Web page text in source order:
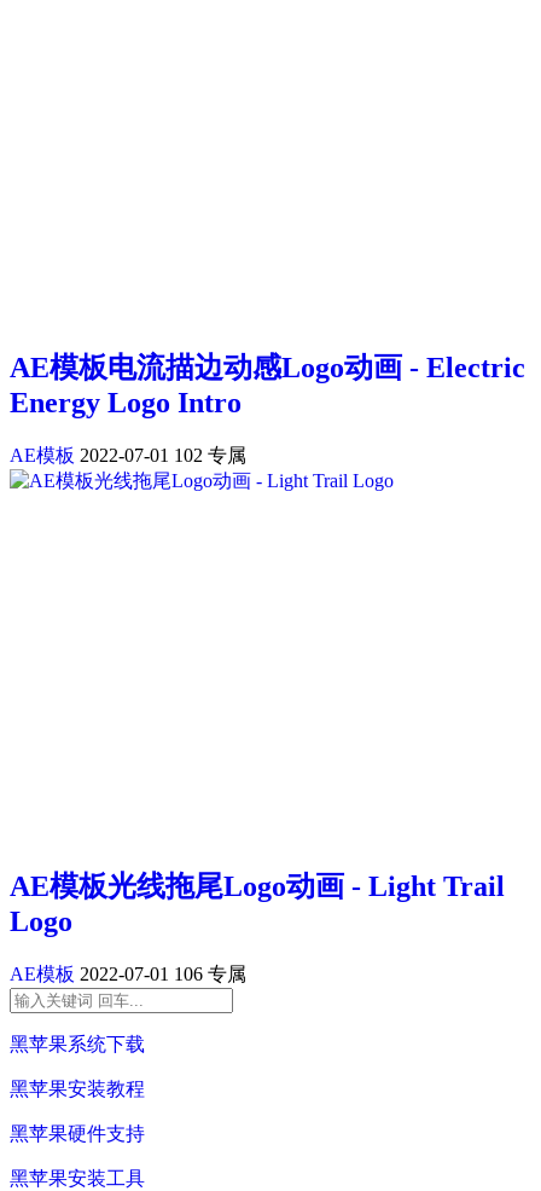
AE模板电流描边动感Logo动画 - Electric
Energy Logo Intro
AE模板 2022-07-01 102 专属
AE模板光线拖尾Logo动画 - Light Trail
Logo
AE模板 2022-07-01 106 专属
黑苹果系统下载
黑苹果安装教程
黑苹果硬件支持
黑苹果安装工具